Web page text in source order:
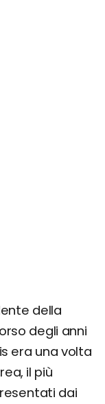
della
degli anni
era una volta
il più
dai